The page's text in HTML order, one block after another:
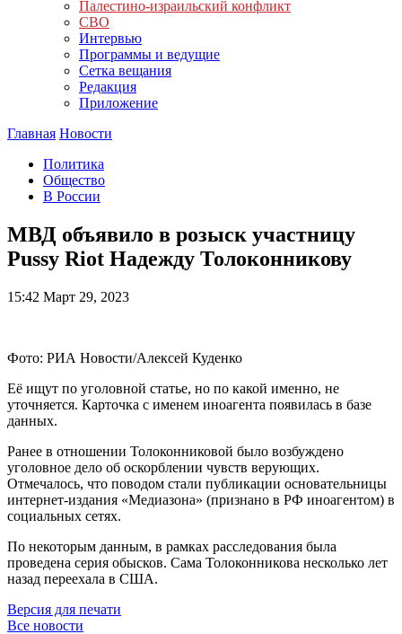
Палестино-израильский конфликт
СВО
Интервью
Программы и ведущие
Сетка вещания
Редакция
Приложение
Главная Новости
Политика
Общество
В России
МВД объявило в розыск участницу
Pussy Riot Надежду Толоконникову
15:42 Март 29, 2023
Фото: РИА Новости/Алексей Куденко
Её ищут по уголовной статье, но по какой именно, не
уточняется. Карточка с именем иноагента появилась в базе
данных.
Ранее в отношении Толоконниковой было возбуждено
уголовное дело об оскорблении чувств верующих.
Отмечалось, что поводом стали публикации основательницы
интернет-издания «Медиазона» (признано в РФ иноагентом) в
социальных сетях.
По некоторым данным, в рамках расследования была
проведена серия обысков. Сама Толоконникова несколько лет
назад переехала в США.
Версия для печати
Все новости